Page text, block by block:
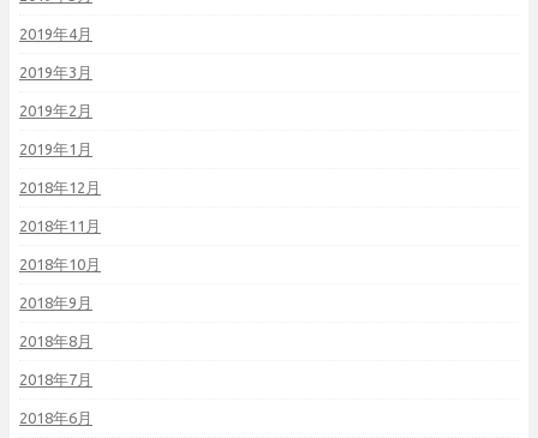
2019年4月
2019年3月
2019年2月
2019年1月
2018年12月
2018年11月
2018年10月
2018年9月
2018年8月
2018年7月
2018年6月